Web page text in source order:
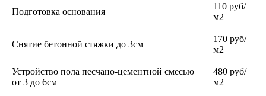
Подготовка основания
110 руб/
м2
Снятие бетонной стяжки до 3см
170 руб/
м2
Устройство пола песчано-цементной смесью
от 3 до 6см
480 руб/
м2